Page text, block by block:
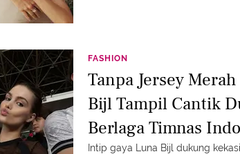
FASHION
Tanpa Jersey
Bijl Tampil Cantik
Berlaga Timnas
Intip gaya Luna Bijl dukung